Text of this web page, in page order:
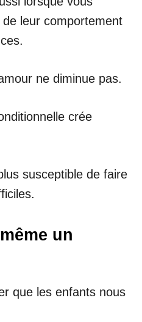
de leur comportement
ne diminue pas.
crée
susceptible de faire
un
que les enfants nous